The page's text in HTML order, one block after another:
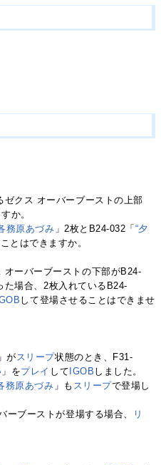
ゼクス オーバーブーストの上部
か。
務原あづみ 」2枚とB24-032「 “夕
とはできますか。
ーバーブーストの下部がB24-
た場合、2枚入れているB24-
して登場させることはできませ
」がスリープ状態のとき、F31-
」をプレイ して IGOB しました。
務原あづみ 」も スリープで登場し
ーブーストが登場する場合、
リ